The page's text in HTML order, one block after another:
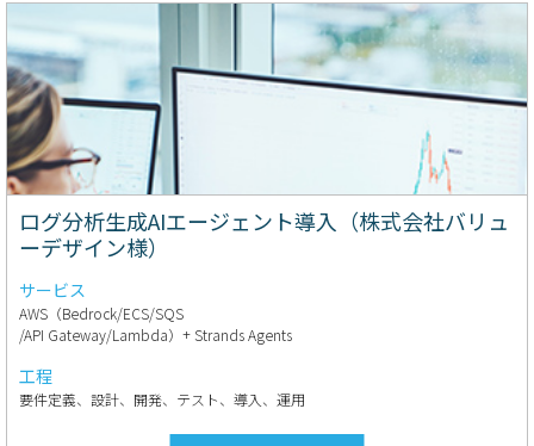
ログ分析生成AIエージェント導入（株式会社バリュ
ーデザイン様）
サービス
AWS（Bedrock/ECS/SQS
/API Gateway/Lambda）+ Strands Agents
工程
要件定義、設計、開発、テスト、導入、運用